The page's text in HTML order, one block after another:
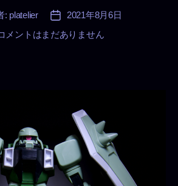
: platelier
投
稿
日
2021年8月6日
メントはまだありません